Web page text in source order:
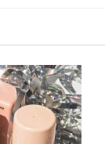
ŠAMPOON